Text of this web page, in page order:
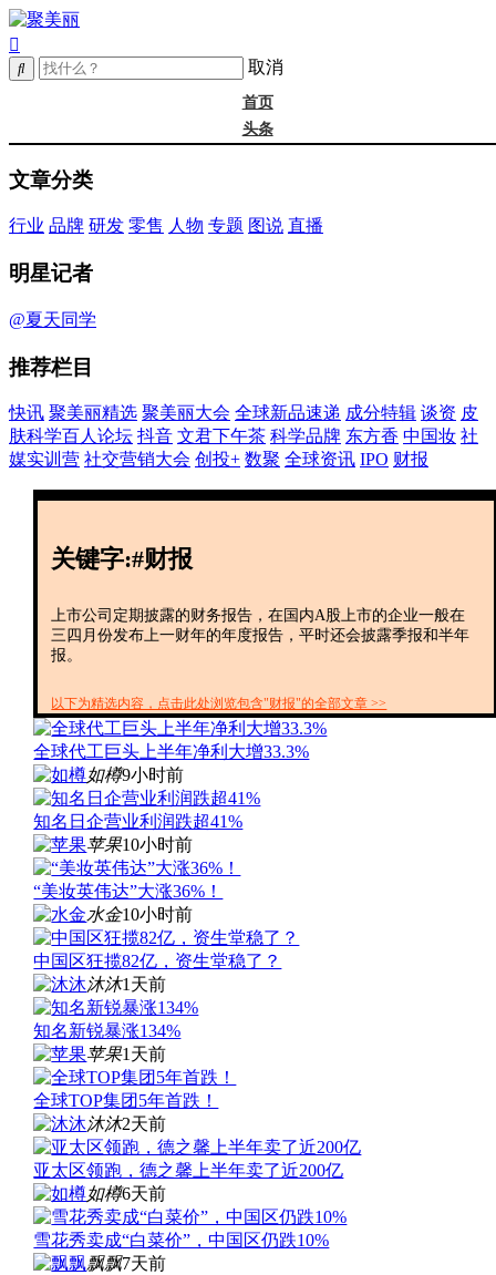
取消
首页
头条
成分
中国妆
实训营
创投+
财报
文章分类
行业 品牌 研发 零售 人物 专题 图说 直播
明星记者
@夏天同学
推荐栏目
快讯 聚美丽精选 聚美丽大会 全球新品速递 成分特辑 谈资 皮
肤科学百人论坛 抖音 文君下午茶 科学品牌 东方香 中国妆 社
媒实训营 社交营销大会 创投+ 数聚 全球资讯 IPO 财报
关键字:#财报
上市公司定期披露的财务报告，在国内A股上市的企业一般在
三四月份发布上一财年的年度报告，平时还会披露季报和半年
报。
以下为精选内容，点击此处浏览包含"财报"的全部文章 >>
全球代工巨头上半年净利大增33.3%
如樽9小时前
知名日企营业利润跌超41%
苹果10小时前
“美妆英伟达”大涨36%！
水金10小时前
中国区狂揽82亿，资生堂稳了？
沐沐1天前
知名新锐暴涨134%
苹果1天前
全球TOP集团5年首跌！
沐沐2天前
亚太区领跑，德之馨上半年卖了近200亿
如樽6天前
雪花秀卖成“白菜价”，中国区仍跌10%
飘飘7天前